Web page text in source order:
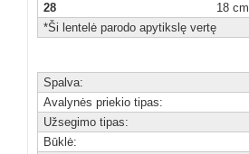
28
18 cm
*Ši lentelė parodo apytikslę vertę
Spalva:
Avalynės priekio tipas:
Užsegimo tipas:
Būklė: